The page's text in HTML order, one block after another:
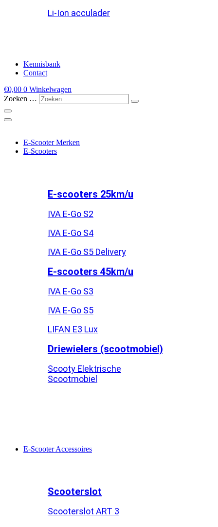
Li-Ion acculader
Kennisbank
Contact
€0,00 0 Winkelwagen
Zoeken …
E-Scooter Merken
E-Scooters
E-scooters 25km/u
IVA E-Go S2
IVA E-Go S4
IVA E-Go S5 Delivery
E-scooters 45km/u
IVA E-Go S3
IVA E-Go S5
LIFAN E3 Lux
Driewielers (scootmobiel)
Scooty Elektrische
Scootmobiel
E-Scooter Accessoires
Scooterslot
Scooterslot ART 3